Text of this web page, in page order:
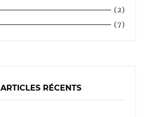
(2)
(7)
ARTICLES RÉCENTS